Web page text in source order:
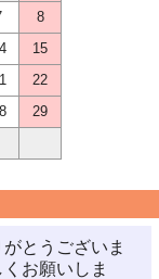
8
15
22
29
とうございま
お願いしま